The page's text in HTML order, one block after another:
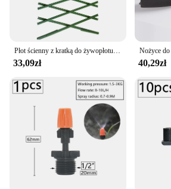
Płot ścienny z kratką do żywopłotu Trwała półręczna półmechaniczna kratka do trawnika ogrodowego podwórka
33,09zł 40,29zł